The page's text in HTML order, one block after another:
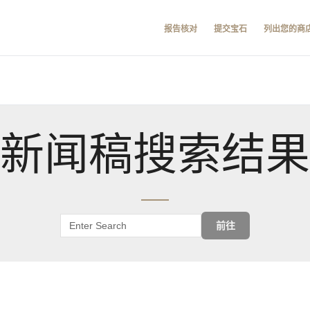
报告核对 提交宝石 列出您的商
新闻稿搜索结果
前往